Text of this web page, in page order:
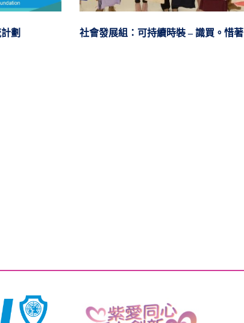
劃 社會發展組：可持續時裝 – 識買。惜著